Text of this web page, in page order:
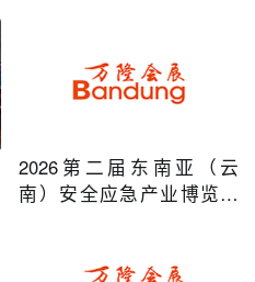
2026第二届东南亚（云
南）安全应急产业博览会